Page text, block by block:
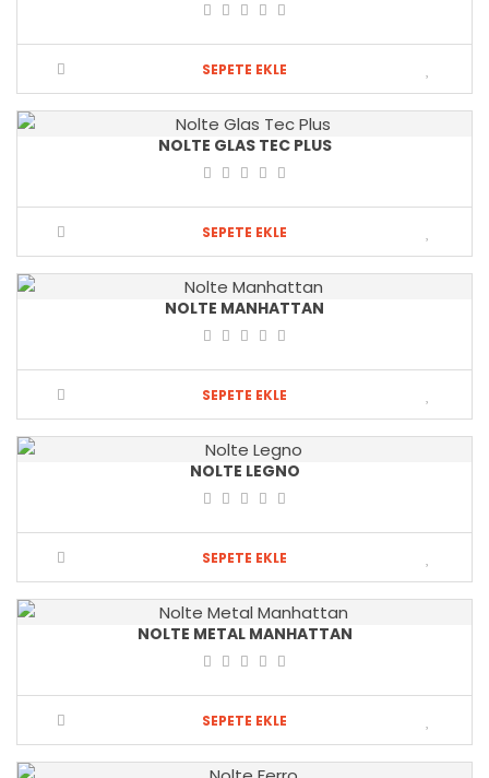
SEPETE EKLE
NOLTE GLAS TEC PLUS
SEPETE EKLE
NOLTE MANHATTAN
SEPETE EKLE
NOLTE LEGNO
SEPETE EKLE
NOLTE METAL MANHATTAN
SEPETE EKLE